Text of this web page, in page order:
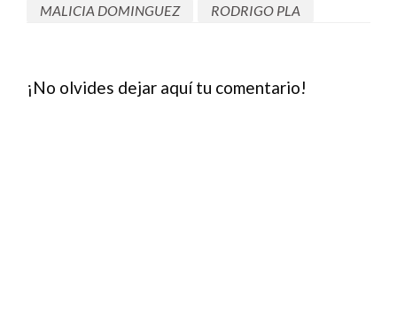
MALICIA DOMINGUEZ
RODRIGO PLA
¡No olvides dejar aquí tu comentario!